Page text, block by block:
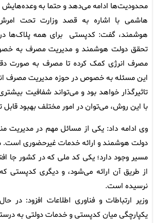
محدودیت‌ها ادامه می‌دهد و حتما به
هاشمی با اشاره به قصد وزارت تحت
هوشمند، گفت: کدپستی برای همه پلاک‌ها در
تحقق دولت هوشمند و مدیریت مصرف به
مصرف انرژی کمک کرده تا مصرف به صورت
این مسئله به خصوص در حوزه مدیریت مصرف
تاثیرگذار خواهد بود و می‌تواند شفافیت
با این روش، می‌توان در امور مختلف بهبود قابل
وی ادامه داد: یکی از مسائل مهم در مدیریت
دولت هوشمند و ارائه خدمات غیرحضوری است.
مسیر وجود دارد؛ یکی کد ملی که در کشور جا
از طریق آن ارائه می‌شود، و دیگری کدپستی
نرسیده است.
وزیر ارتباطات و فناوری اطلاعات افزود: در
یکپارچگی میان کدپستی و خدمات دولتی به